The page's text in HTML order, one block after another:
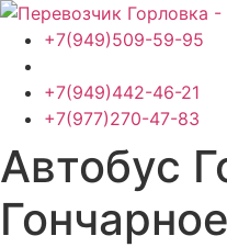
Перейти
содержимому
+7(949)509-59-95
+7(949)442-46-21
+7(977)270-47-83
Автобус
Гончарное